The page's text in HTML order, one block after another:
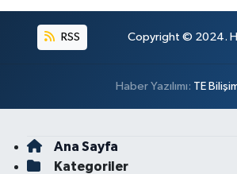
RSS Copyright © 2024.
Haber Yazılımı: TE
Ana Sayfa
Kategoriler